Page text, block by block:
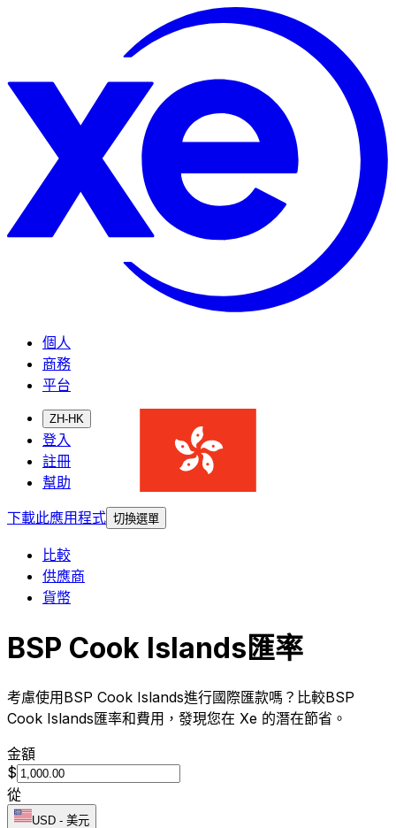
個人
商務
平台
ZH-HK
登入
註冊
幫助
下載此應用程式 切換選單
比較
供應商
貨幣
BSP Cook Islands匯率
考慮使用BSP Cook Islands進行國際匯款嗎？比較BSP
Cook Islands匯率和費用，發現您在 Xe 的潛在節省。
金額
$
從
USD - 美元